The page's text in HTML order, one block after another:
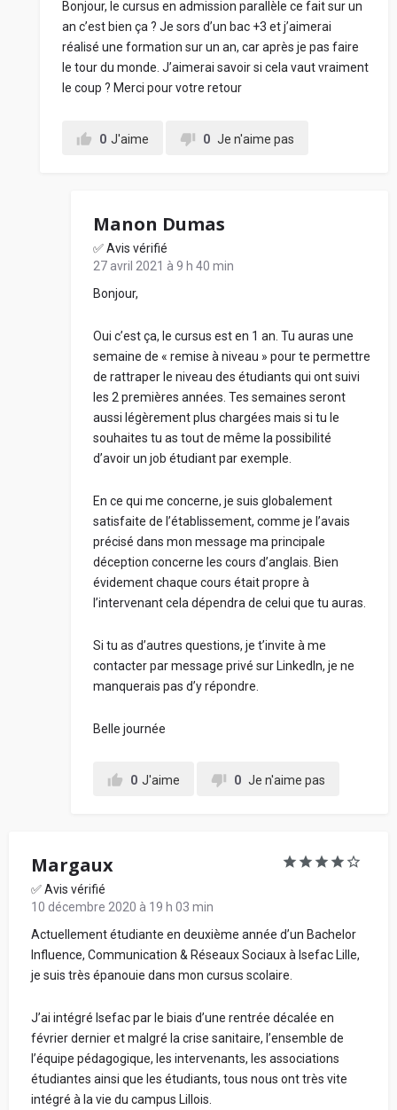
Bonjour, le cursus en admission parallèle ce fait sur un
an c’est bien ça ? Je sors d’un bac +3 et j’aimerai
réalisé une formation sur un an, car après je pas faire
le tour du monde. J’aimerai savoir si cela vaut vraiment
le coup ? Merci pour votre retour
0 J'aime 0 Je n'aime pas
Manon Dumas
✅ Avis vérifié
27 avril 2021 à 9 h 40 min
Bonjour,
Oui c’est ça, le cursus est en 1 an. Tu auras une
semaine de « remise à niveau » pour te permettre
de rattraper le niveau des étudiants qui ont suivi
les 2 premières années. Tes semaines seront
aussi légèrement plus chargées mais si tu le
souhaites tu as tout de même la possibilité
d’avoir un job étudiant par exemple.
En ce qui me concerne, je suis globalement
satisfaite de l’établissement, comme je l’avais
précisé dans mon message ma principale
déception concerne les cours d’anglais. Bien
évidement chaque cours était propre à
l’intervenant cela dépendra de celui que tu auras.
Si tu as d’autres questions, je t’invite à me
contacter par message privé sur LinkedIn, je ne
manquerais pas d’y répondre.
Belle journée
0 J'aime 0 Je n'aime pas
Margaux
✅ Avis vérifié
10 décembre 2020 à 19 h 03 min
Actuellement étudiante en deuxième année d’un Bachelor
Influence, Communication & Réseaux Sociaux à Isefac Lille,
je suis très épanouie dans mon cursus scolaire.
J’ai intégré Isefac par le biais d’une rentrée décalée en
février dernier et malgré la crise sanitaire, l’ensemble de
l’équipe pédagogique, les intervenants, les associations
étudiantes ainsi que les étudiants, tous nous ont très vite
intégré à la vie du campus Lillois.